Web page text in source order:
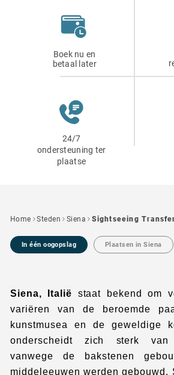
Boek nu en
betaal later
24/7
ondersteuning ter
plaatse
Home Steden Siena Sightseeing
In één oogopslag Plaatsen in Siena
Siena, Italië staat bekend om
variëren van de beroemde
kunstmusea en de geweldige
onderscheidt zich sterk van
vanwege de bakstenen
middeleeuwen werden gebouwd.